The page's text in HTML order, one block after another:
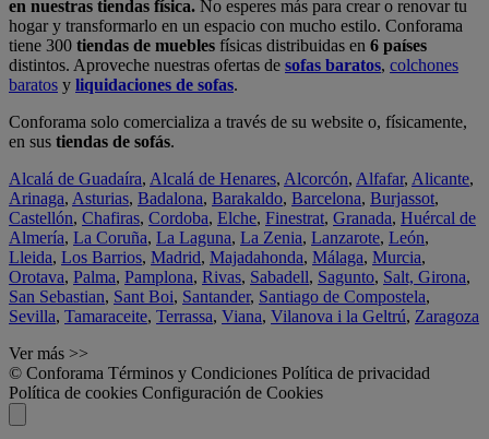
en nuestras tiendas física. No esperes más para crear o renovar tu
hogar y transformarlo en un espacio con mucho estilo. Conforama
tiene 300 tiendas de muebles físicas distribuidas en 6 países
distintos. Aproveche nuestras ofertas de sofas baratos, colchones
baratos y liquidaciones de sofas.
Conforama solo comercializa a través de su website o, físicamente,
en sus tiendas de sofás.
Alcalá de Guadaíra, Alcalá de Henares, Alcorcón, Alfafar, Alicante,
Arinaga, Asturias, Badalona, Barakaldo, Barcelona, Burjassot,
Castellón, Chafiras, Cordoba, Elche, Finestrat, Granada, Huércal de
Almería, La Coruña, La Laguna, La Zenia, Lanzarote, León,
Lleida, Los Barrios, Madrid, Majadahonda, Málaga, Murcia,
Orotava, Palma, Pamplona, Rivas, Sabadell, Sagunto, Salt, Girona,
San Sebastian, Sant Boi, Santander, Santiago de Compostela,
Sevilla, Tamaraceite, Terrassa, Viana, Vilanova i la Geltrú, Zaragoza
Ver más >>
© Conforama Términos y Condiciones Política de privacidad
Política de cookies Configuración de Cookies